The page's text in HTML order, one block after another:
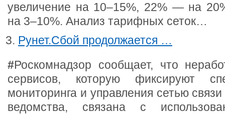
увеличение на 10–15%, 22% — на
на 3–10%. Анализ тарифных сеток…
Рунет.Сбой продолжается …
#Роскомнадзор сообщает, что
сервисов, которую фиксируют
мониторинга и управления сетью
ведомства, связана с